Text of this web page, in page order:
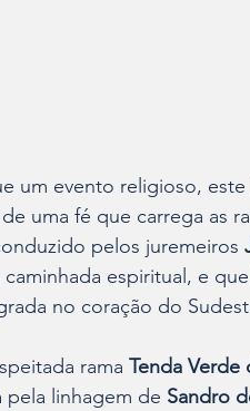
um evento religioso,
uma fé que carrega as
pelos juremeiros
espiritual, e
no coração do
rama Tenda Verde
pela linhagem de Sandro